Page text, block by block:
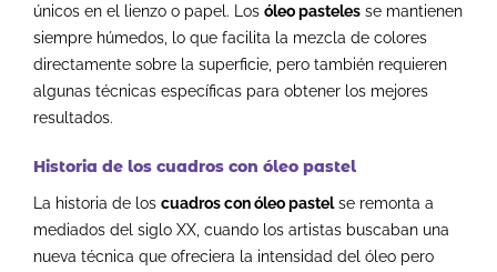
únicos en el lienzo o papel. Los óleo pasteles se mantienen
siempre húmedos, lo que facilita la mezcla de colores
directamente sobre la superficie, pero también requieren
algunas técnicas específicas para obtener los mejores
resultados.
Historia de los cuadros con óleo pastel
La historia de los cuadros con óleo pastelse remonta a
mediados del siglo XX, cuando los artistas buscaban una
nueva técnica que ofreciera la intensidad del óleo pero